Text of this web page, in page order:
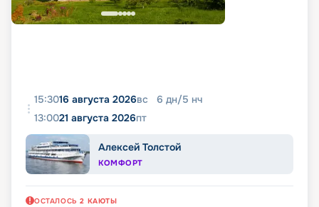
15:3016 августа 2026вс 6 дн/5 нч
13:0021 августа 2026пт
Алексей Толстой
КОМФОРТ
ОСТАЛОСЬ 2 КАЮТЫ